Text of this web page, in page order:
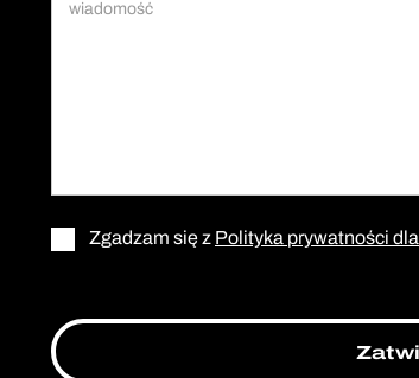
Zgadzam się z Polityka prywatności dla